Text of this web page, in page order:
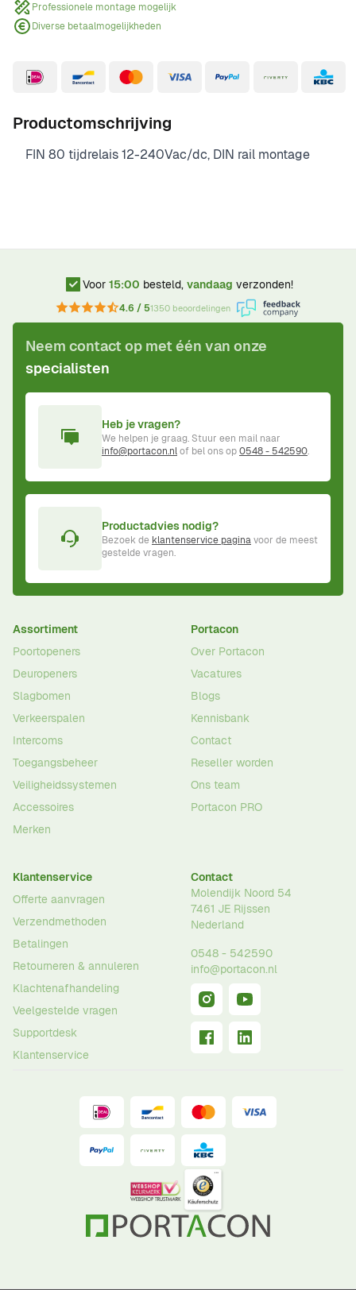
Professionele montage mogelijk
Diverse betaalmogelijkheden
Productomschrijving
FIN 80 tijdrelais 12-240Vac/dc, DIN rail montage
Voor 15:00 besteld, vandaag verzonden!
4.6 / 51350 beoordelingen
Neem contact op met één van onze
specialisten
Heb je vragen?
We helpen je graag. Stuur een mail naar
info@portacon.nlof bel ons op0548 - 542590.
Productadvies nodig?
Bezoek de klantenservice paginavoor de meest
gestelde vragen.
Assortiment
Poortopeners
Deuropeners
Slagbomen
Verkeerspalen
Intercoms
Toegangsbeheer
Veiligheidssystemen
Accessoires
Merken
Portacon
Over Portacon
Vacatures
Blogs
Kennisbank
Contact
Reseller worden
Ons team
Portacon PRO
Klantenservice
Offerte aanvragen
Verzendmethoden
Betalingen
Retourneren & annuleren
Klachtenafhandeling
Veelgestelde vragen
Supportdesk
Klantenservice
Contact
Molendijk Noord 54
7461 JE Rijssen
Nederland
0548 - 542590
info@portacon.nl